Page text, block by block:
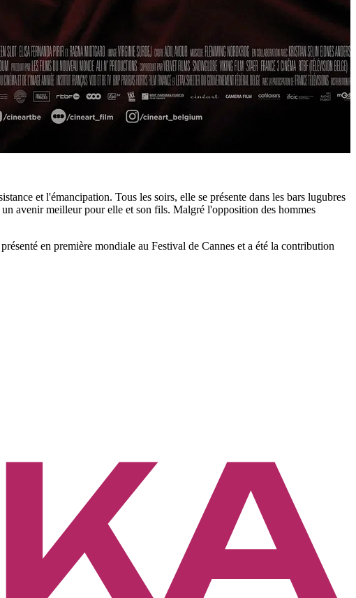
et l'émancipation. Tous les soirs, elle se présente dans les bars lugubres
avenir meilleur pour elle et son fils. Malgré l'opposition des hommes
en première mondiale au Festival de Cannes et a été la contribution